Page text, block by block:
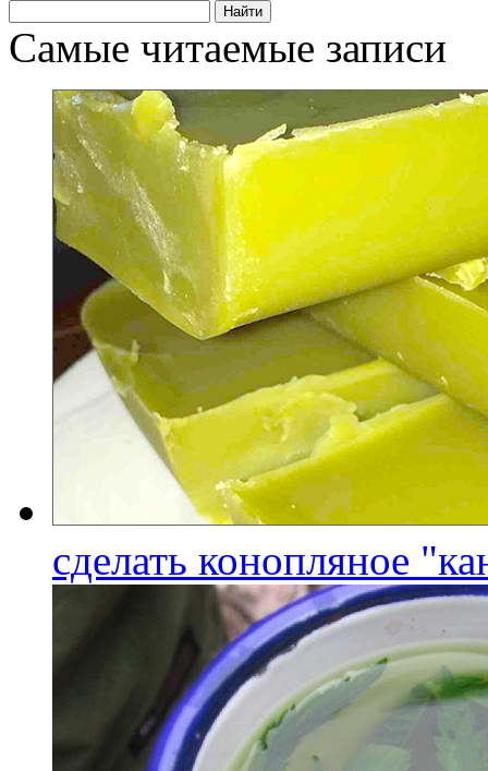
Самые читаемые записи
сделать конопляное